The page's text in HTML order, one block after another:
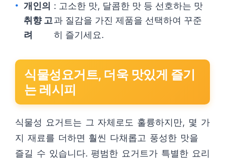
개인의
취향 고
려
: 고소한 맛, 달콤한 맛 등 선호하는 맛
과 질감을 가진 제품을 선택하여 꾸준
히 즐기세요.
식물성요거트, 더욱 맛있게 즐기
는 레시피
식물성 요거트는 그 자체로도 훌륭하지만, 몇 가
지 재료를 더하면 훨씬 다채롭고 풍성한 맛을
즐길 수 있습니다. 평범한 요거트가 특별한 요리